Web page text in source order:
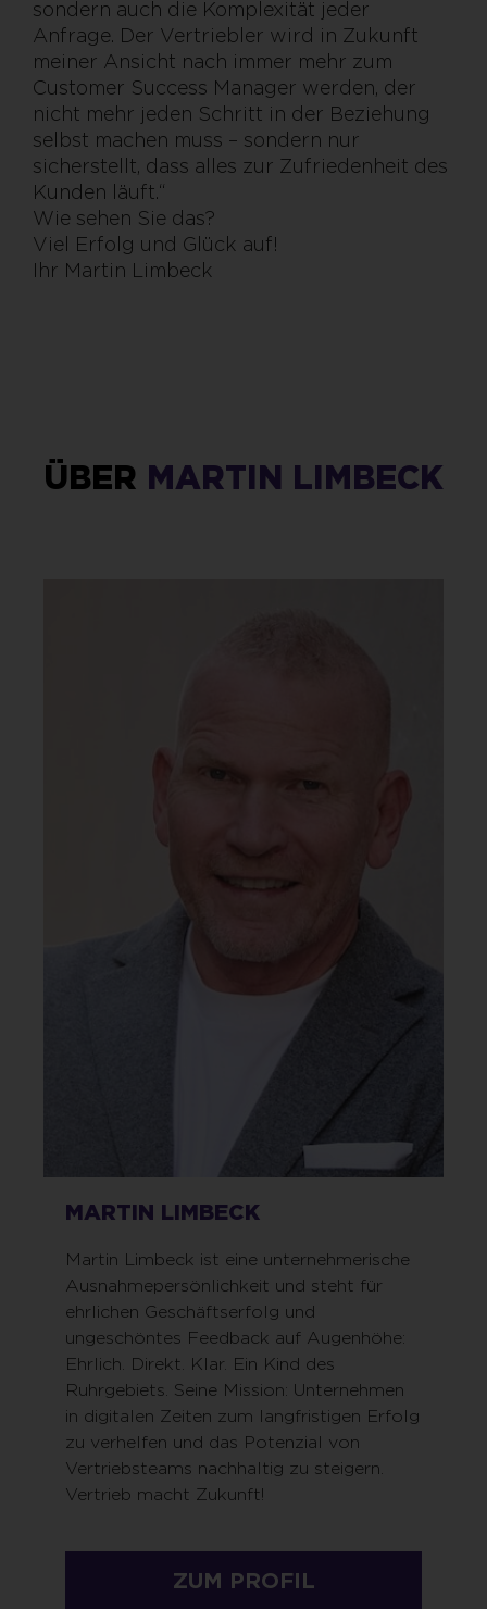
sondern auch die Komplexität jeder
Anfrage. Der Vertriebler wird in Zukunft
meiner Ansicht nach immer mehr zum
Customer Success Manager werden, der
nicht mehr jeden Schritt in der Beziehung
selbst machen muss – sondern nur
sicherstellt, dass alles zur Zufriedenheit des
Kunden läuft.“
Wie sehen Sie das?
Viel Erfolg und Glück auf!
Ihr Martin Limbeck
ÜBER MARTIN LIMBECK
MARTIN LIMBECK
Martin Limbeck ist eine unternehmerische
Ausnahmepersönlichkeit und steht für
ehrlichen Geschäftserfolg und
ungeschöntes Feedback auf Augenhöhe:
Ehrlich. Direkt. Klar. Ein Kind des
Ruhrgebiets. Seine Mission: Unternehmen
in digitalen Zeiten zum langfristigen Erfolg
zu verhelfen und das Potenzial von
Vertriebsteams nachhaltig zu steigern.
Vertrieb macht Zukunft!
ZUM PROFIL